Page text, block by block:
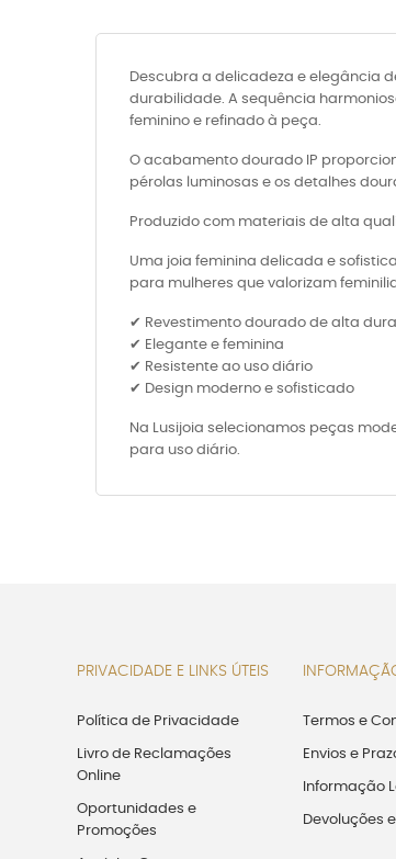
Descubra a delicadeza e elegância
durabilidade. A sequência
feminino e refinado à peça.
O acabamento dourado IP
pérolas luminosas e os detalhes
Produzido com materiais de alta
Uma joia feminina delicada e
para mulheres que valorizam
✔ Revestimento dourado de alta
✔ Elegante e feminina
✔ Resistente ao uso diário
✔ Design moderno e sofisticado
Na Lusijoia selecionamos peças
para uso diário.
PRIVACIDADE E LINKS ÚTEIS
Política de Privacidade
Livro de Reclamações
Online
Oportunidades e
Promoções
Termos e
Envios e
Informação
Devoluções